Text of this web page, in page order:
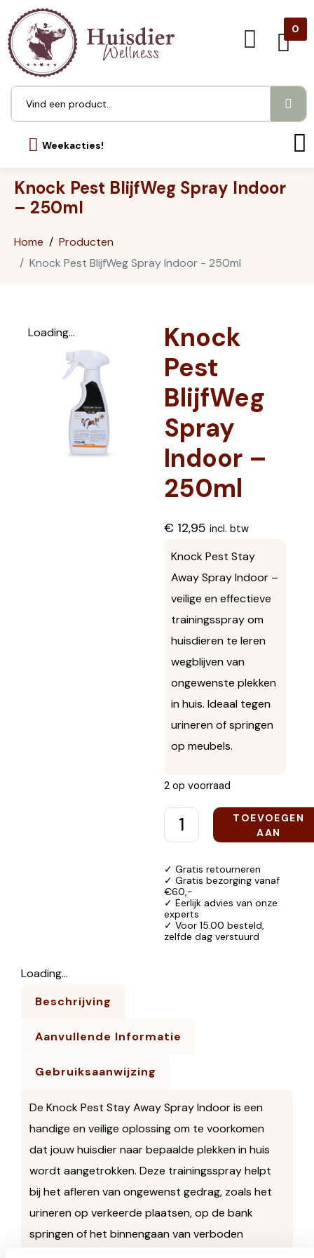
0
Weekacties!
Knock Pest BlijfWeg Spray Indoor
– 250ml
Home
Producten
Knock Pest BlijfWeg Spray Indoor - 250ml
Loading...
Knock
Pest
BlijfWeg
Spray
Indoor –
250ml
€ 12,95 incl. btw
Knock Pest Stay
Away Spray Indoor –
veilige en effectieve
trainingsspray om
huisdieren te leren
wegblijven van
ongewenste plekken
in huis. Ideaal tegen
urineren of springen
op meubels.
2 op voorraad
TOEVOEGEN
AAN
✓ Gratis retourneren
✓ Gratis bezorging vanaf
€60,-
✓ Eerlijk advies van onze
experts
✓ Voor 15.00 besteld,
zelfde dag verstuurd
Loading...
Beschrijving
Aanvullende Informatie
Gebruiksaanwijzing
De Knock Pest Stay Away Spray Indoor is een
handige en veilige oplossing om te voorkomen
dat jouw huisdier naar bepaalde plekken in huis
wordt aangetrokken. Deze trainingsspray helpt
bij het afleren van ongewenst gedrag, zoals het
urineren op verkeerde plaatsen, op de bank
springen of het binnengaan van verboden